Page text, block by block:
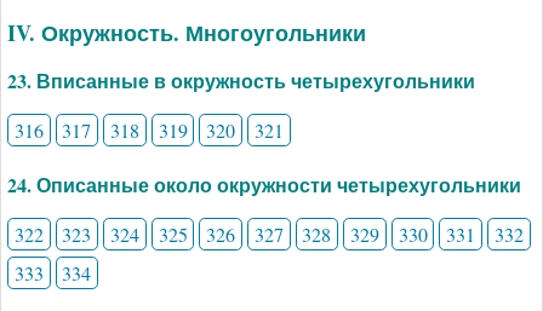
IV. Окружность. Многоугольники
23. Вписанные в окружность четырехугольники
316 317 318 319 320 321
24. Описанные около окружности четырехугольники
322 323 324 325 326 327 328 329 330 331
332
333
334